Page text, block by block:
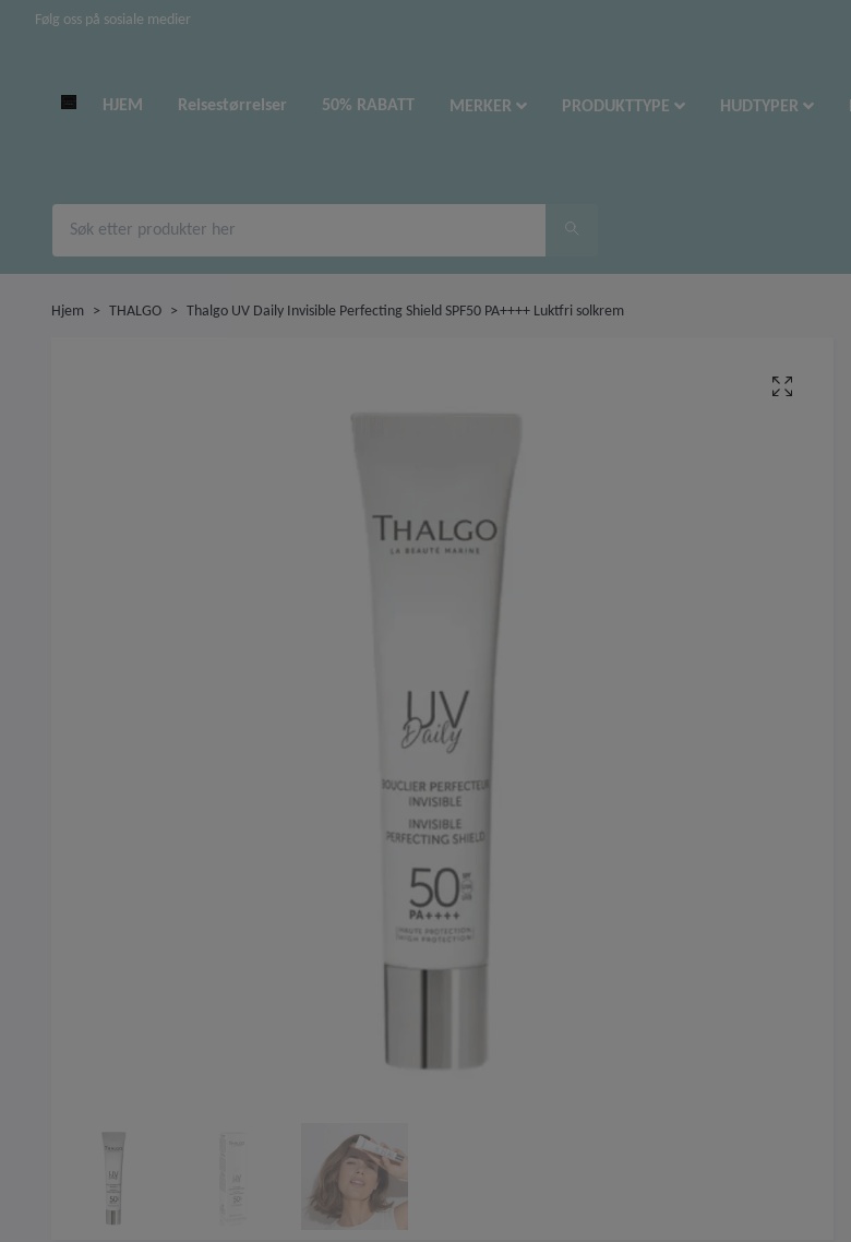
Følg oss på sosiale medier
HJEM Reisestørrelser 50% RABATT MERKER PRODUKTTYPE HUDTYPER
Hjem THALGO Thalgo UV Daily Invisible Perfecting Shield SPF50 PA++++ Luktfri solkrem